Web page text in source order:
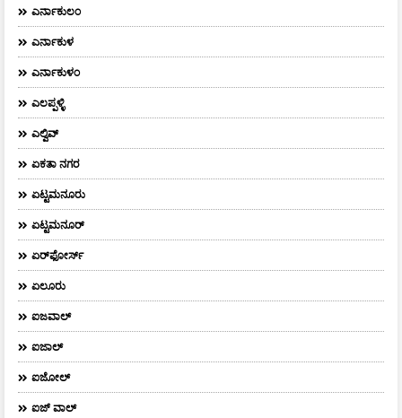
ಎರ್ನಾಕುಲಂ
ಎರ್ನಾಕುಳ
ಎರ್ನಾಕುಳಂ
ಎಲಪ್ಪಳ್ಳಿ
ಎಲ್ವಿವ್
ಏಕತಾ ನಗರ
ಏಟ್ಟಮನೂರು
ಏಟ್ಟಮನೂರ್
ಏರ್‌ಫೋರ್ಸ್‌
ಏಲೂರು
ಐಜವಾಲ್
ಐಜಾಲ್
ಐಜೋಲ್
ಐಜ್ ವಾಲ್